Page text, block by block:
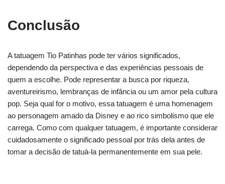
Conclusão
A tatuagem Tio Patinhas pode ter vários significados,
dependendo da perspectiva e das experiências pessoais de
quem a escolhe. Pode representar a busca por riqueza,
aventureirismo, lembranças de infância ou um amor pela cultura
pop. Seja qual for o motivo, essa tatuagem é uma homenagem
ao personagem amado da Disney e ao rico simbolismo que ele
carrega. Como com qualquer tatuagem, é importante considerar
cuidadosamente o significado pessoal por trás dela antes de
tomar a decisão de tatuá-la permanentemente em sua pele.